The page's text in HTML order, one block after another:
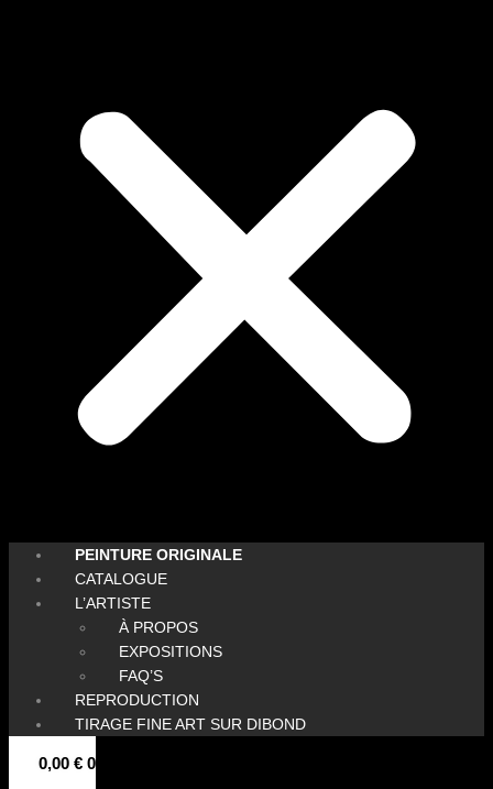
PEINTURE ORIGINALE
CATALOGUE
L’ARTISTE
À PROPOS
EXPOSITIONS
FAQ’S
REPRODUCTION
TIRAGE FINE ART SUR DIBOND
0,00 € 0